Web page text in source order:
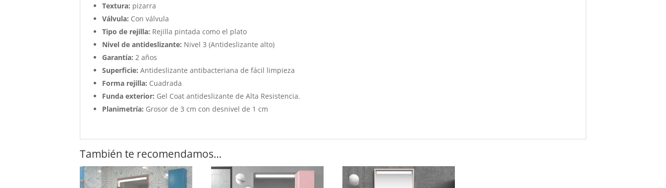
Textura: pizarra
Válvula: Con válvula
Tipo de rejilla: Rejilla pintada como el plato
Nivel de antideslizante: Nivel 3 (Antideslizante alto)
Garantía: 2 años
Superficie: Antideslizante antibacteriana de fácil limpieza
Forma rejilla: Cuadrada
Funda exterior: Gel Coat antideslizante de Alta Resistencia.
Planimetría: Grosor de 3 cm con desnivel de 1 cm
También te recomendamos…